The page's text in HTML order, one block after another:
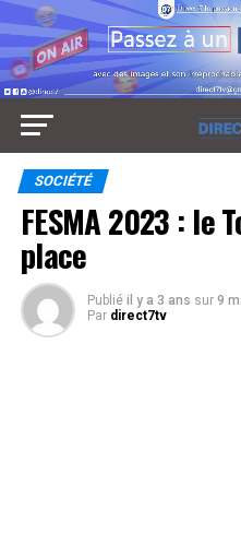
SOCIÉTÉ
FESMA 2023 : le
place
Publié il y a 3 ans sur 9
Par direct7tv